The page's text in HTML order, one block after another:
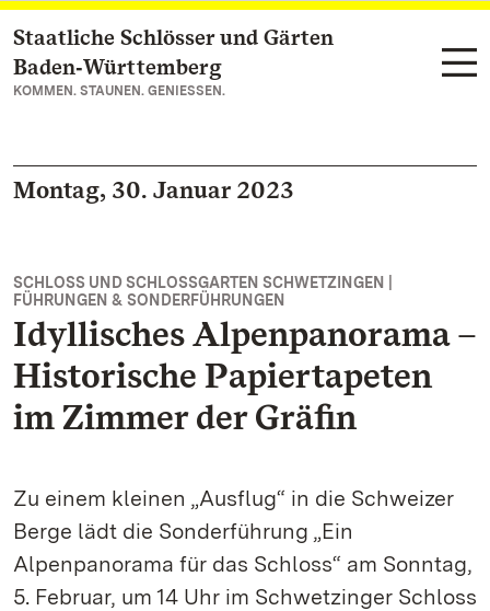
Zum Hauptinhalt springen
Staatliche Schlösser und Gärten
Baden‑Württemberg
KOMMEN. STAUNEN. GENIESSEN.
Montag, 30. Januar 2023
SCHLOSS UND SCHLOSSGARTEN SCHWETZINGEN |
FÜHRUNGEN & SONDERFÜHRUNGEN
Idyllisches Alpenpanorama –
Historische Papiertapeten
im Zimmer der Gräfin
Zu einem kleinen „Ausflug“ in die Schweizer
Berge lädt die Sonderführung „Ein
Alpenpanorama für das Schloss“ am Sonntag,
5. Februar, um 14 Uhr im Schwetzinger Schloss